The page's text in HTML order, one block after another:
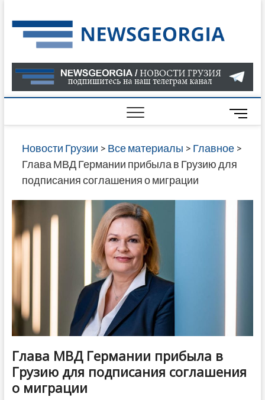
to
content
О
В
ГРУЗИИ
САЙТЕ
M
e
n
u
n
Новости Грузии > Все материалы > Главное>
Глава МВД Германии прибыла в Грузию для
подписания соглашения о миграции
Глава МВД Германии прибыла в
Грузию для подписания соглашения
о миграции